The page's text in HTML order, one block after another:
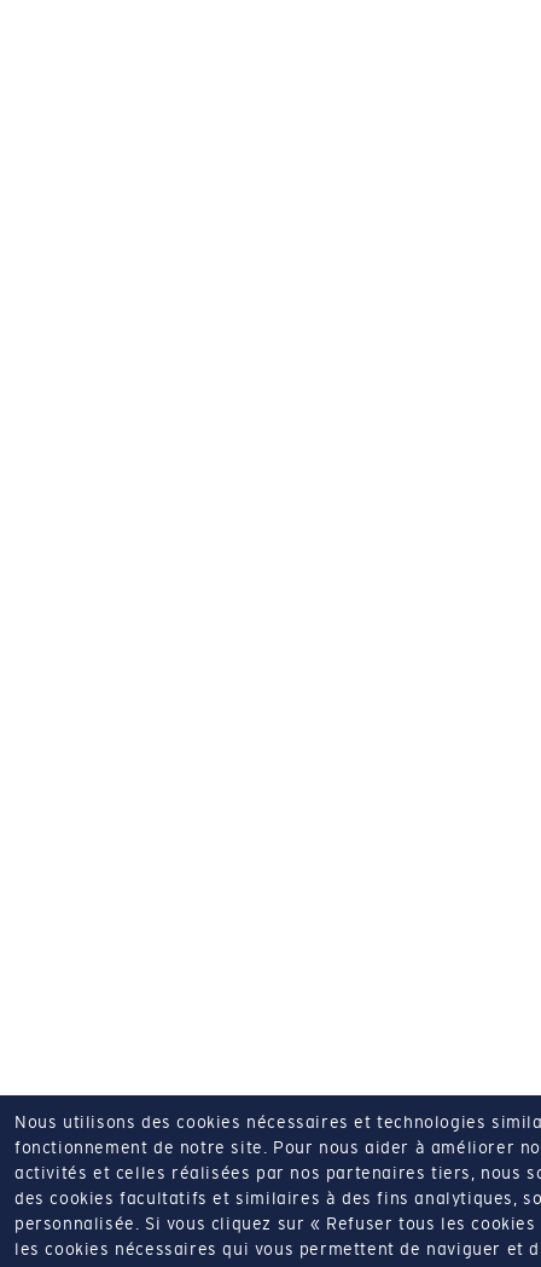
Nous utilisons des cookies nécessaires et technologies
fonctionnement de notre site. Pour nous aider à améliorer
activités et celles réalisées par nos partenaires tiers, nous
des cookies facultatifs et similaires à des fins analytiques,
personnalisée.
Si vous cliquez sur « Refuser tous les
les cookies nécessaires qui vous permettent de naviguer et